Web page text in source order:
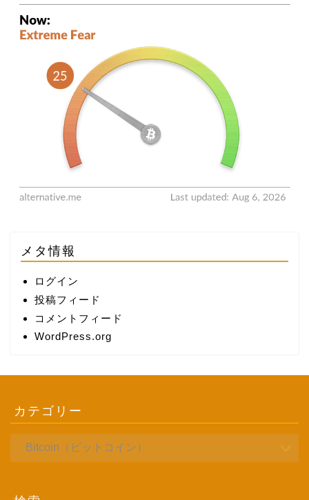
メタ情報
ログイン
投稿フィード
コメントフィード
WordPress.org
カテゴリー